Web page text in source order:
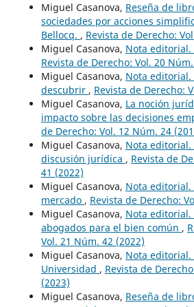
Miguel Casanova, Reseña de
sociedades por acciones
Bellocq. , Revista de Derecho:
Miguel Casanova, Nota editorial.
Revista de Derecho: Vol. 20
Miguel Casanova, Nota editorial.
descubrir , Revista de Derecho:
Miguel Casanova, La noción
impacto sobre las decisiones
de Derecho: Vol. 12 Núm. 24
Miguel Casanova, Nota editorial.
discusión jurídica , Revista de
41 (2022)
Miguel Casanova, Nota editorial.
mercado , Revista de Derecho:
Miguel Casanova, Nota editorial.
abogados para el bien común ,
Vol. 21 Núm. 42 (2022)
Miguel Casanova, Nota editorial.
Universidad , Revista de
(2023)
Miguel Casanova, Reseña de